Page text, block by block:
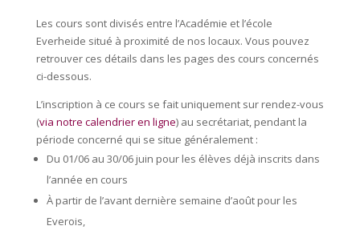
Les cours sont divisés entre l’Académie et l’école
Everheide situé à proximité de nos locaux. Vous pouvez
retrouver ces détails dans les pages des cours concernés
ci-dessous.
L’inscription à ce cours se fait uniquement sur rendez-vous
(via notre calendrier en ligne) au secrétariat, pendant la
période concerné qui se situe généralement :
Du 01/06 au 30/06 juin pour les élèves déjà inscrits dans
l’année en cours
À partir de l’avant dernière semaine d’août pour les
Everois,